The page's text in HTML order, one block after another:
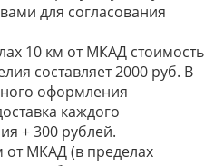
для согласования
10 км от МКАД стоимость
составляет 2000 руб. В
оформления
каждого
+ 300 рублей.
от МКАД (в пределах